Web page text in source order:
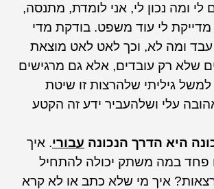
ומה נכון לי, אני לומדת, מתנסה,
לי עוד משפט. בודקת מדי
ומה לא, וכך לאט לאט מוצאת
רק עובדים, אלא גם מרגישים
גיליתי שלהרצות זו שיטת
עלי ושלהעביר ידע זה הקטע
היא הדרך הנכונהעבורי. איך
במה משתק יכולה להתחיל
איך מי שלא כתב או לא קרא